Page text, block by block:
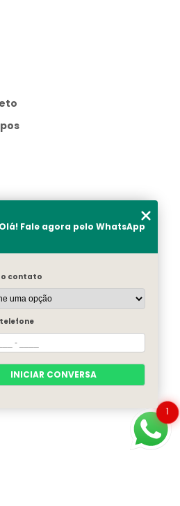
1
Fale agora pelo WhatsApp
contato
telefone
INICIAR CONVERSA